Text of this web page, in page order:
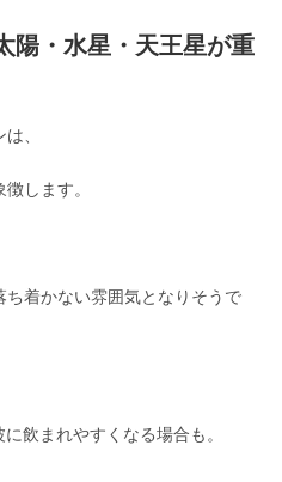
・水星・天王星が重
、
します。
着かない雰囲気となりそうで
飲まれやすくなる場合も。